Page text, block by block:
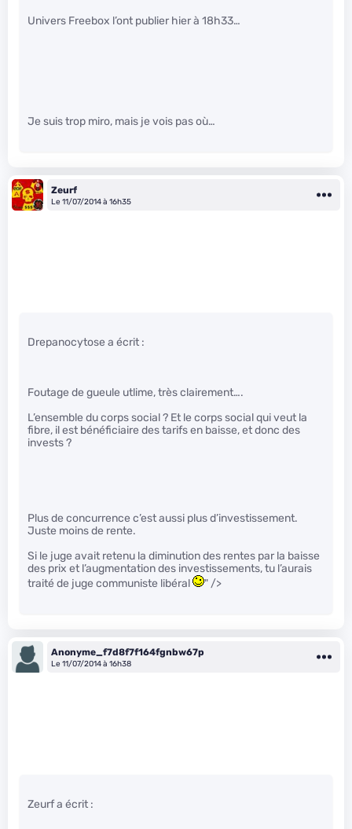
Univers Freebox l’ont publier hier à 18h33…
Je suis trop miro, mais je vois pas où…
Zeurf
Le 11/07/2014 à 16h35
Drepanocytose a écrit :
Foutage de gueule utlime, très clairement….
L’ensemble du corps social ? Et le corps social qui veut la
fibre, il est bénéficiaire des tarifs en baisse, et donc des
invests ?
Plus de concurrence c’est aussi plus d’investissement.
Juste moins de rente.
Si le juge avait retenu la diminution des rentes par la baisse
des prix et l’augmentation des investissements, tu l’aurais
traité de juge communiste libéral
" />
Anonyme_f7d8f7f164fgnbw67p
Le 11/07/2014 à 16h38
Zeurf a écrit :